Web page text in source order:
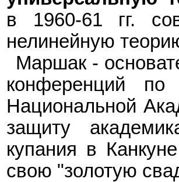
в 1960-61
гг.
нелинейную
Маршак -
конференций
Национальной
защиту
купания в
свою "золотую